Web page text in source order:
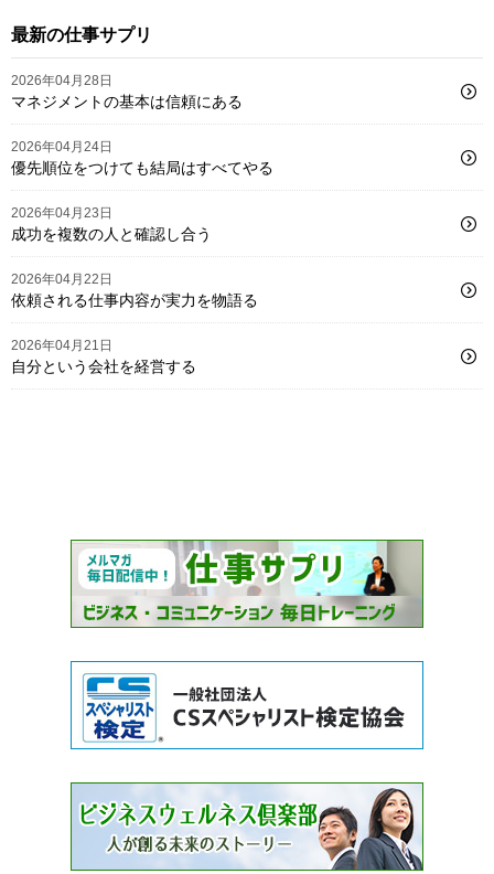
最新の仕事サプリ
2026年04月28日
マネジメントの基本は信頼にある
2026年04月24日
優先順位をつけても結局はすべてやる
2026年04月23日
成功を複数の人と確認し合う
2026年04月22日
依頼される仕事内容が実力を物語る
2026年04月21日
自分という会社を経営する